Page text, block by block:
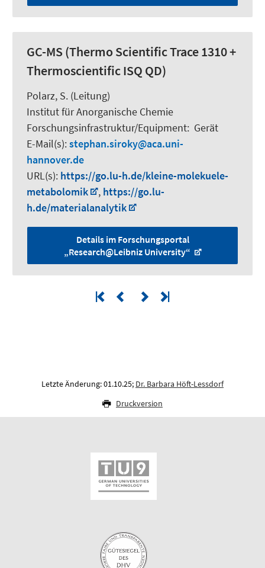
GC-MS (Thermo Scientific Trace 1310 +
Thermoscientific ISQ QD)
Polarz, S. (Leitung)
Institut für Anorganische Chemie
Forschungsinfrastruktur/Equipment: Gerät
E-Mail(s):stephan.siroky
aca.uni-
hannover.de
URL(s): https://go.lu-h.de/kleine-molekuele-
metabolomik
, https://go.lu-
h.de/materialanalytik
Details im Forschungsportal
„Research@Leibniz University“
Letzte Änderung: 01.10.25; Dr. Barbara Höft-Lessdorf
Druckversion